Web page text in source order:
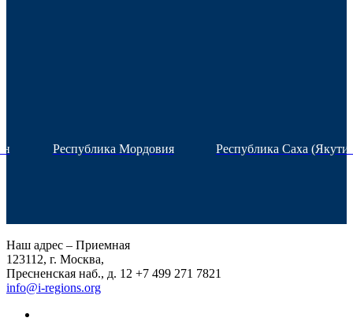
Республика Мордовия Республика Саха
Наш адрес – Приемная
123112, г. Москва,
Пресненская наб., д. 12 +7 499 271 7821
info@i-regions.org